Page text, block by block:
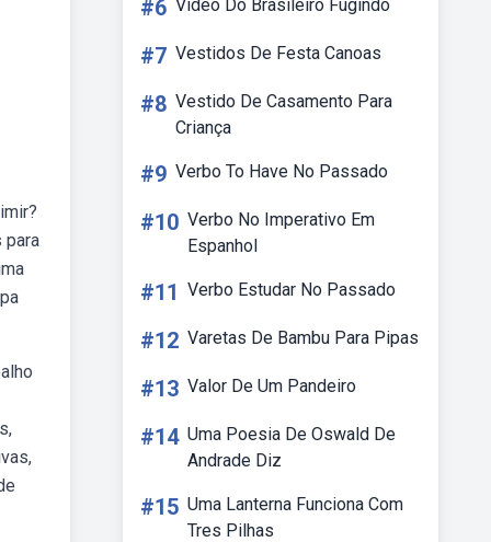
para
#6 Video Do Brasileiro Fugindo
#7 Vestidos De Festa Canoas
#8 Vestido De Casamento Para
Criança
#9 Verbo To Have No Passado
#10 Verbo No Imperativo Em
Espanhol
#11 Verbo Estudar No Passado
#12 Varetas De Bambu Para Pipas
#13 Valor De Um Pandeiro
#14 Uma Poesia De Oswald De
Andrade Diz
#15 Uma Lanterna Funciona Com
Tres Pilhas